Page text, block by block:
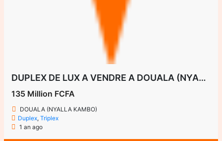
DUPLEX DE LUX A VENDRE A DOUALA (NYALLA KAMBO)
135 Million FCFA
DOUALA (NYALLA KAMBO)
Duplex,Triplex
1 an ago